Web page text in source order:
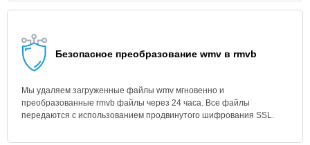
Безопасное преобразование wmv в rmvb
Мы удаляем загруженные файлы wmv мгновенно и
преобразованные rmvb файлы через 24 часа. Все файлы
передаются с использованием продвинутого шифрования SSL.